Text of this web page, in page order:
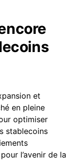
et
en pleine
optimiser
stablecoins
l’avenir de la